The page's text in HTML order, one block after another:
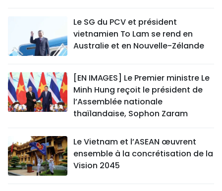
Le SG du PCV et président
vietnamien To Lam se rend en
Australie et en Nouvelle-Zélande
[EN IMAGES] Le Premier ministre Le
Minh Hung reçoit le président de
l’Assemblée nationale
thaïlandaise, Sophon Zaram
Le Vietnam et l’ASEAN œuvrent
ensemble à la concrétisation de la
Vision 2045